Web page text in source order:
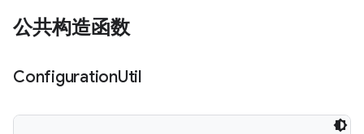
公共构造函数
ConfigurationUtil